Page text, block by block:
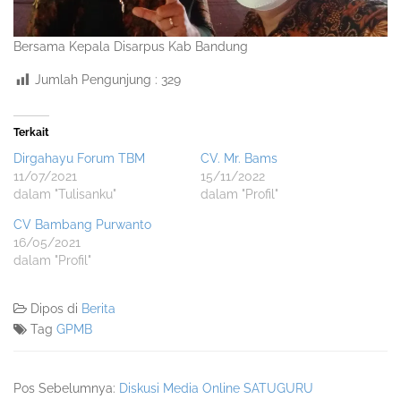
Bersama Kepala Disarpus Kab Bandung
Jumlah Pengunjung : 329
Terkait
Dirgahayu Forum TBM
11/07/2021
dalam "Tulisanku"
CV. Mr. Bams
15/11/2022
dalam "Profil"
CV Bambang Purwanto
16/05/2021
dalam "Profil"
Dipos di Berita
Tag GPMB
Pos Sebelumnya: Diskusi Media Online SATUGURU